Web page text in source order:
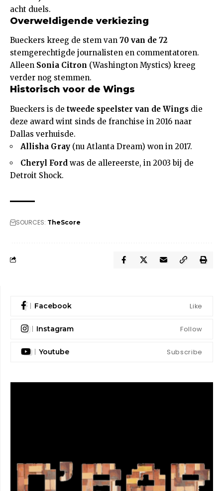
acht duels.
Overweldigende verkiezing
Bueckers kreeg de stem van 70 van de 72
stemgerechtigde journalisten en commentatoren.
Alleen Sonia Citron (Washington Mystics) kreeg
verder nog stemmen.
Historisch voor de Wings
Bueckers is de tweede speelster van de Wings die
deze award wint sinds de franchise in 2016 naar
Dallas verhuisde.
Allisha Gray (nu Atlanta Dream) won in 2017.
Cheryl Ford was de allereerste, in 2003 bij de
Detroit Shock.
SOURCES: TheScore
Facebook Like
Instagram Follow
Youtube Subscribe